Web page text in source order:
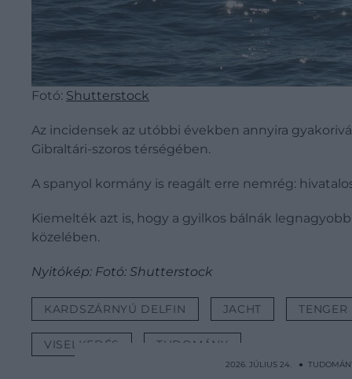
Fotó: Shutterstock
Az incidensek az utóbbi években annyira
Gibraltári-szoros térségében.
A spanyol kormány is reagált erre nemrég:
Kiemelték azt is, hogy a gyilkos bálnák
közelében.
Nyitókép: Fotó: Shutterstock
KARDSZÁRNYÚ DELFIN JACHT TENGER
VISELKEDÉS TUDOMÁNY
2026. JÚLIUS 24. ●